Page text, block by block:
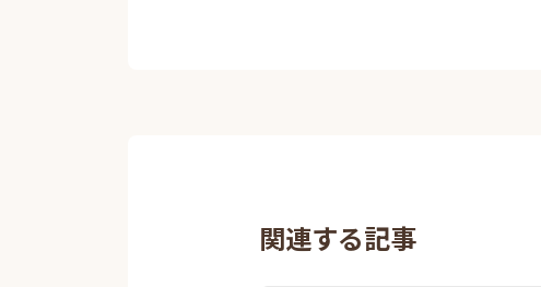
関連する記事